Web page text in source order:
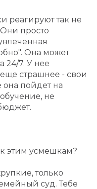
реагируют так не
просто
Она может
24/7. У нее
страшнее - свои
пойдет на
не
этим усмешкам?
только
суд. Тебе